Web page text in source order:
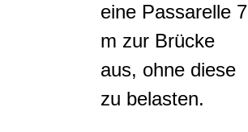
eine Passarelle 7
m zur Brücke
aus, ohne diese
zu belasten.